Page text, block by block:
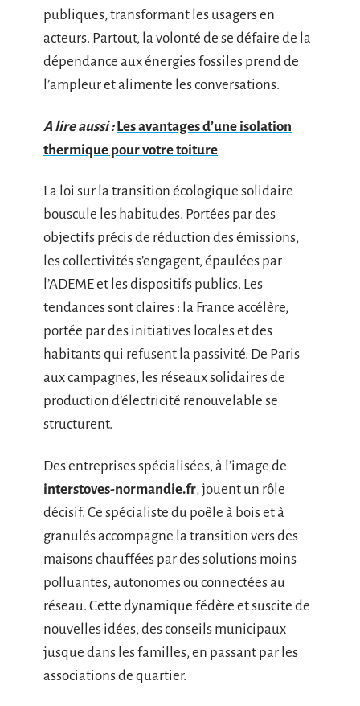
publiques, transformant les usagers en
acteurs. Partout, la volonté de se défaire de la
dépendance aux énergies fossiles prend de
l’ampleur et alimente les conversations.
A lire aussi : Les avantages d’une isolation
thermique pour votre toiture
La loi sur la transition écologique solidaire
bouscule les habitudes. Portées par des
objectifs précis de réduction des émissions,
les collectivités s’engagent, épaulées par
l’ADEME et les dispositifs publics. Les
tendances sont claires : la France accélère,
portée par des initiatives locales et des
habitants qui refusent la passivité. De Paris
aux campagnes, les réseaux solidaires de
production d’électricité renouvelable se
structurent.
Des entreprises spécialisées, à l’image de
interstoves-normandie.fr, jouent un rôle
décisif. Ce spécialiste du poêle à bois et à
granulés accompagne la transition vers des
maisons chauffées par des solutions moins
polluantes, autonomes ou connectées au
réseau. Cette dynamique fédère et suscite de
nouvelles idées, des conseils municipaux
jusque dans les familles, en passant par les
associations de quartier.